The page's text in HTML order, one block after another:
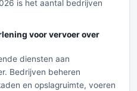
is het aantal bedrijven
voor vervoer over
diensten aan
Bedrijven beheren
en opslagruimte, voeren